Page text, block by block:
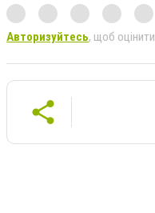
Авторизуйтесь, щоб оцінити